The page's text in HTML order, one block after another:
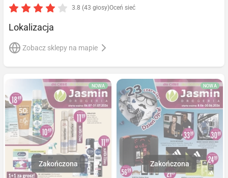
3.8 (43 głosy)Oceń sieć
Lokalizacja
Zobacz sklepy na mapie
NOWA NOWA